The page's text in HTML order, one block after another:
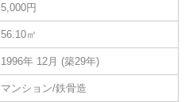
5,000円
56.10㎡
1996年 12月 (築29年)
マンション/鉄骨造